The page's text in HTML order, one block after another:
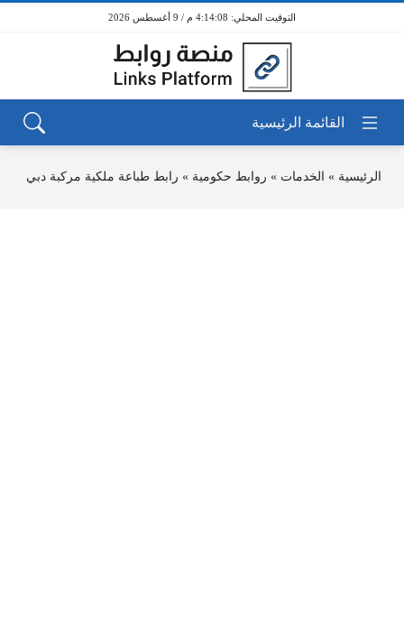
4:14:08 م / 9 أغسطس 2026
الرئيسية » الخدمات » روابط حكومية » رابط طباعة ملكية مركبة دبي